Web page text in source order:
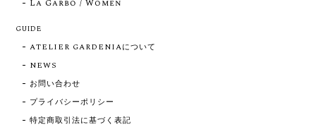
La Garbo / Women
GUIDE
ATELIER GARDENIAについて
NEWS
お問い合わせ
プライバシーポリシー
特定商取引法に基づく表記